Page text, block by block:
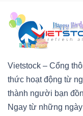
Vietstock – Cổng
thức hoạt động từ
thành người bạn
Ngay từ những